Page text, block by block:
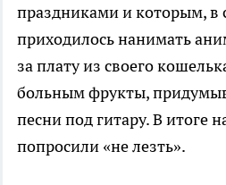
праздниками и которым, в
приходилось нанимать
за плату из своего
больным фрукты,
песни под гитару. В итоге
попросили «не лезть».